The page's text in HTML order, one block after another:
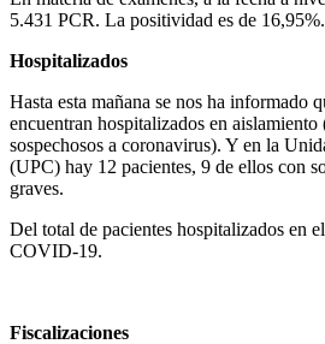
5.431 PCR. La positividad es de 16,95%.
Hospitalizados
Hasta esta mañana se nos ha informado
encuentran hospitalizados en
sospechosos a coronavirus). Y en la
(UPC) hay 12 pacientes, 9 de ellos con
graves.
Del total de pacientes hospitalizados en
COVID-19.
Fiscalizaciones